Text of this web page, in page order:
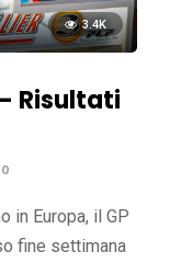
3.4K
Risultati
0
in Europa, il GP
fine settimana